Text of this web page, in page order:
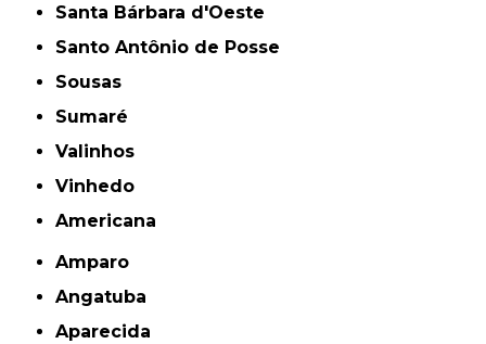
Santa Bárbara d'Oeste
Santo Antônio de Posse
Sousas
Sumaré
Valinhos
Vinhedo
americana
Amparo
Angatuba
Aparecida